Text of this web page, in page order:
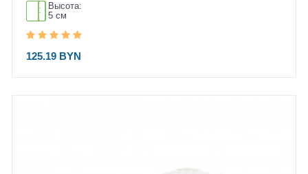
Высота:
5 см
125.19 BYN